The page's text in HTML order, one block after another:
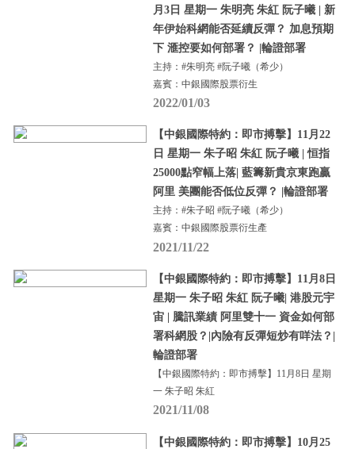
月3日 星期一 朱明亮 朱紅 阮子曦 | 新
年伊始科網能否延續反彈？ 加息預期
下 滙控要如何部署？ |輪證部署
主持：#朱明亮 #阮子曦（希少）
嘉賓：中銀國際股票衍生
2022/01/03
【中銀國際特約：即市搏擊】11月22
日 星期一 朱子昭 朱紅 阮子曦 | 恒指
25000點窄幅上落| 藍籌新貴京東跑贏
阿里 美團能否低位反彈？ |輪證部署
主持：#朱子昭 #阮子曦（希少）
嘉賓：中銀國際股票衍生產
2021/11/22
【中銀國際特約：即市搏擊】11月8日
星期一 朱子昭 朱紅 阮子曦| 港股元宇
宙 | 騰訊業績 阿里雙十一 資金如何部
署科網股？|內險有反彈短炒有咩法？|
輪證部署
【中銀國際特約：即市搏擊】11月8日 星期
一 朱子昭 朱紅
2021/11/08
【中銀國際特約：即市搏擊】10月25